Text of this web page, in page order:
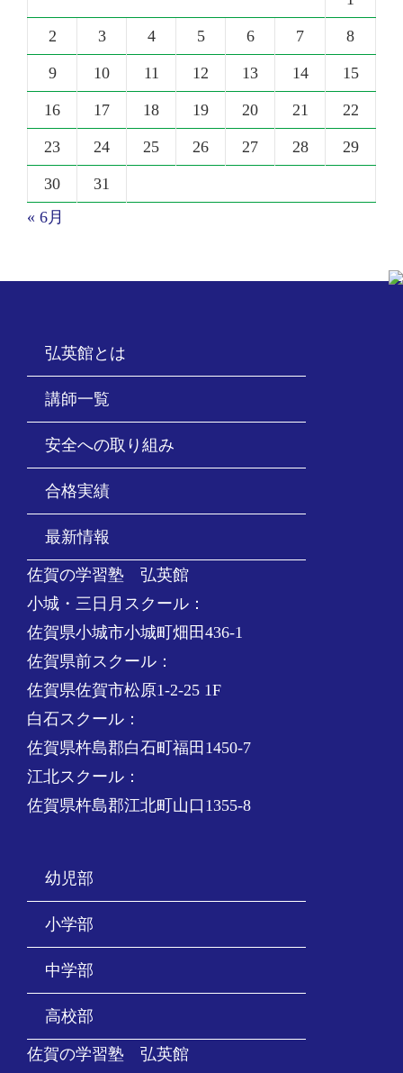
2 3 4 5 6 7 8
9 10 11 12 13 14 15
16 17 18 19 20 21 22
23 24 25 26 27 28 29
30
31
« 6月
弘英館とは
講師一覧
安全への取り組み
合格実績
最新情報
佐賀の学習塾 弘英館
小城・三日月スクール：
佐賀県小城市小城町畑田436-1
佐賀県前スクール：
佐賀県佐賀市松原1-2-25 1F
白石スクール：
佐賀県杵島郡白石町福田1450-7
江北スクール：
佐賀県杵島郡江北町山口1355-8
幼児部
小学部
中学部
高校部
佐賀の学習塾 弘英館